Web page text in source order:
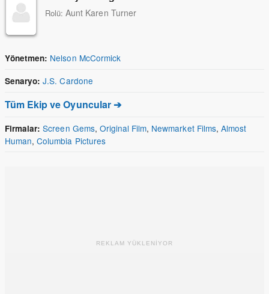
Rolü: Aunt Karen Turner
Yönetmen: Nelson McCormick
Senaryo: J.S. Cardone
Tüm Ekip ve Oyuncular ➔
Firmalar: Screen Gems, Original Film, Newmarket Films, Almost
Human,Columbia Pictures
REKLAM YÜKLENİYOR